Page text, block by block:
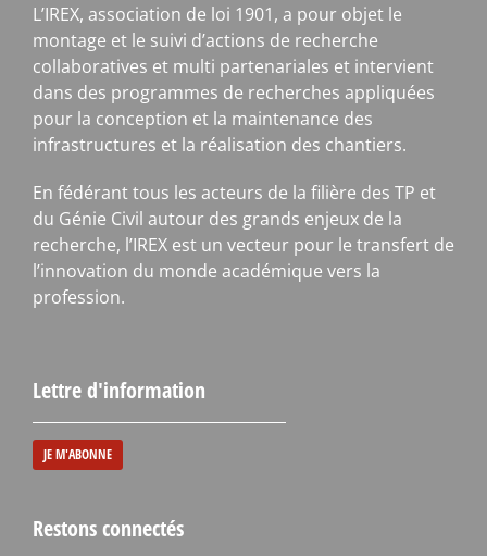
L’IREX, association de loi 1901, a pour objet le
montage et le suivi d’actions de recherche
collaboratives et multi partenariales et intervient
dans des programmes de recherches appliquées
pour la conception et la maintenance des
infrastructures et la réalisation des chantiers.
En fédérant tous les acteurs de la filière des TP et
du Génie Civil autour des grands enjeux de la
recherche, l’IREX est un vecteur pour le transfert de
l’innovation du monde académique vers la
profession.
Lettre d'information
JE M'ABONNE
Restons connectés